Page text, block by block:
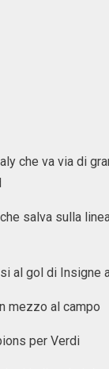
che va via di
salva sulla
al gol di Insigne
mezzo al campo
per Verdi